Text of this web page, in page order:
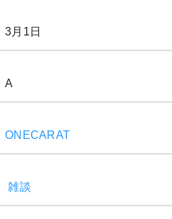
3月1日
A
ONECARAT
雑談